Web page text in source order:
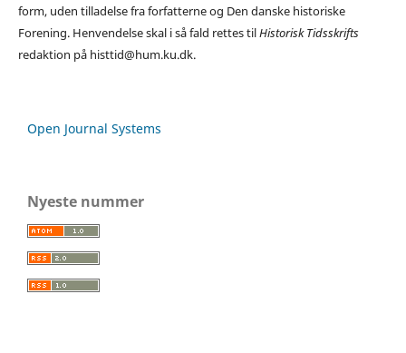
form, uden tilladelse fra forfatterne og Den danske historiske
Forening. Henvendelse skal i så fald rettes tilHistorisk Tidsskrifts
redaktion på histtid@hum.ku.dk.
Open Journal Systems
Nyeste nummer